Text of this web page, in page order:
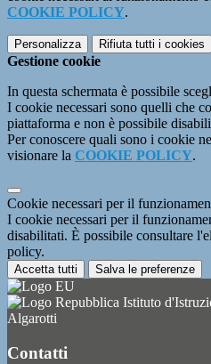
COOKIE POLICY.
Personalizza Rifiuta tutti i cookies
Gestione cookie
In questa schermata è possibile
I cookie necessari sono quelli che
piattaforma e non è possibile
Per conoscere quali sono i cookie
visionare la COOKIE POLICY.
Cookie necessari per il
I cookie necessari per il
disabilitati. È possibile consultare
policy.
Accetta tutti Salva le preferenze
Istituto
Algarotti
Contatti